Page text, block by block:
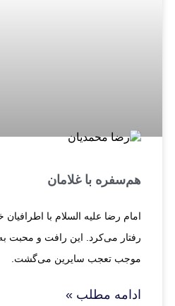
هم‌سفره با غلامان
امام رضا علیه السلام با اطرافیان
رفتار می‌کرد. این رافت و محبت به
موجب تعجب سایرین می‌گشت.
ادامه مطلب »